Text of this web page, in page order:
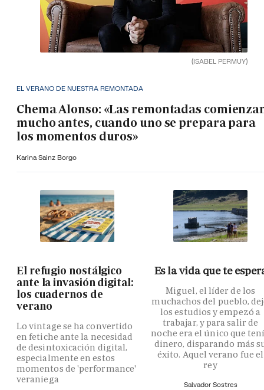
(ISABEL PERMUY)
EL VERANO DE NUESTRA REMONTADA
Chema Alonso: «Las remontadas
mucho antes, cuando uno se prepara para
los momentos duros»
Karina Sainz Borgo
El refugio nostálgico
ante la invasión digital:
los cuadernos de
verano
Lo vintage se ha convertido
en fetiche ante la necesidad
de desintoxicación digital,
especialmente en estos
momentos de 'performance'
veraniega
Es la vida que te
Miguel, el líder de los
muchachos del pueblo,
los estudios y empezó a
trabajar, y para salir de
noche era el único que
dinero, disparando más
éxito. Aquel verano fue el
rey
Salvador Sostres